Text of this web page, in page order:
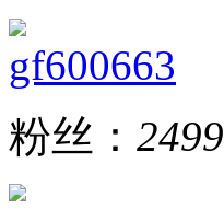
gf600663
粉丝： 2499